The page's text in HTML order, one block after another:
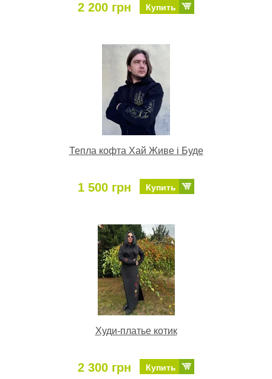
2 200 грн Купить
Тепла кофта Хай Живе і Буде
1 500 грн Купить
Худи-платье котик
2 300 грн Купить